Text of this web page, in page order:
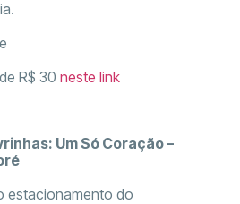
R$ 30 neste link
Um Só Coração –
estacionamento do